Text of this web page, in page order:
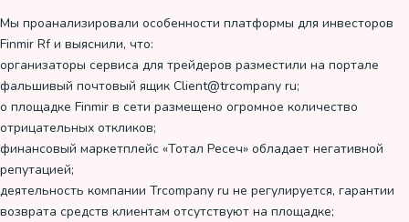
Мы проанализировали особенности платформы для инвесторов
Finmir Rf и выяснили, что:
организаторы сервиса для трейдеров разместили на портале
фальшивый почтовый ящик Client@trcompany ru;
о площадке Finmir в сети размещено огромное количество
отрицательных откликов;
финансовый маркетплейс «Тотал Ресеч» обладает негативной
репутацией;
деятельность компании Trcompany ru не регулируется, гарантии
возврата средств клиентам отсутствуют на площадке;